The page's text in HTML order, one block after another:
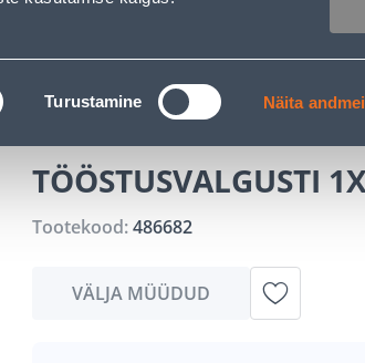
Turustamine Näita
TÖÖSTUSVALGUSTI 1X36W IP65
TÖÖSTUSVALGUSTI
Tootekood:486682
VÄLJA MÜÜDUD